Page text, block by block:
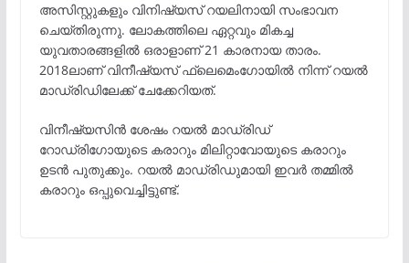
അസിസ്റ്റുകളും വിനിഷ്യസ് റയലിനായി സംഭാവന
ചെയ്തിരുന്നു. ലോകത്തിലെ ഏറ്റവും മികച്ച
യുവതാരങ്ങളിൽ ഒരാളാണ് 21 കാരനായ താരം.
2018ലാണ് വിനീഷ്യസ് ഫ്ലെമെംഗോയിൽ നിന്ന് റയൽ
മാഡ്രിഡിലേക്ക് ചേക്കേറിയത്.
വിനീഷ്യസിൻ ശേഷം റയൽ മാഡ്രിഡ്
റോഡ്രിഗോയുടെ കരാറും മിലിറ്റാവോയുടെ കരാറും
ഉടൻ പുതുക്കും. റയൽ മാഡ്രിഡുമായി ഇവർ തമ്മിൽ
കരാറും ഒപ്പുവെച്ചിട്ടുണ്ട്.